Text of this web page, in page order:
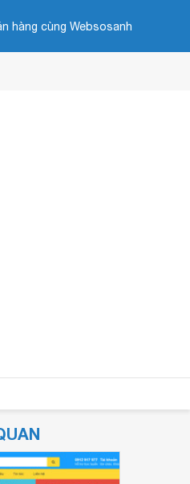
hàng cùng Websosanh